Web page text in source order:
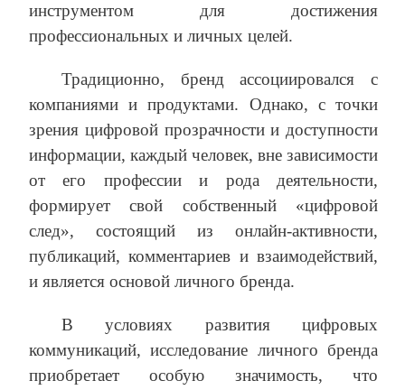
инструментом для достижения
профессиональных и личных целей.
Традиционно, бренд ассоциировался с
компаниями и продуктами. Однако, с точки
зрения цифровой прозрачности и доступности
информации, каждый человек, вне зависимости
от его профессии и рода деятельности,
формирует свой собственный «цифровой
след», состоящий из онлайн-активности,
публикаций, комментариев и взаимодействий,
и является основой личного бренда.
В условиях развития цифровых
коммуникаций, исследование личного бренда
приобретает особую значимость, что